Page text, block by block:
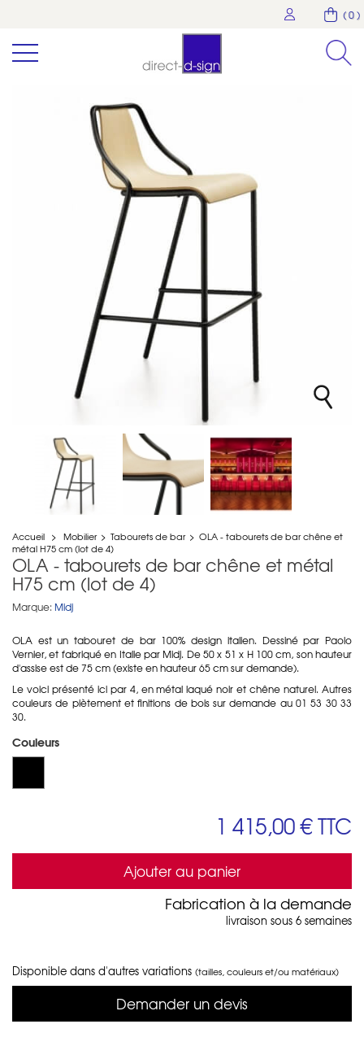
( 0 )
Accueil > Mobilier > Tabourets de bar > OLA - tabourets de bar chêne et
métal H75 cm (lot de 4)
OLA - tabourets de bar chêne et métal
H75 cm (lot de 4)
Marque: Midj
OLA est un tabouret de bar 100% design italien. Dessiné par Paolo
Vernier, et fabriqué en Italie par Midj. De 50 x 51 x H 100 cm, son hauteur
d'assise est de 75 cm (existe en hauteur 65 cm sur demande).
Le voici présenté ici par 4, en métal laqué noir et chêne naturel. Autres
couleurs de piètement et finitions de bois sur demande au 01 53 30 33
30.
Couleurs
1 415,00 €TTC
Ajouter au panier
Fabrication à la demande
livraison sous 6 semaines
Disponible dans d'autres variations (tailles, couleurs et/ou matériaux)
Demander un devis